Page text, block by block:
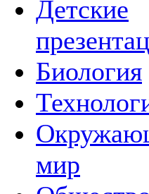
Детские
Биология
мир